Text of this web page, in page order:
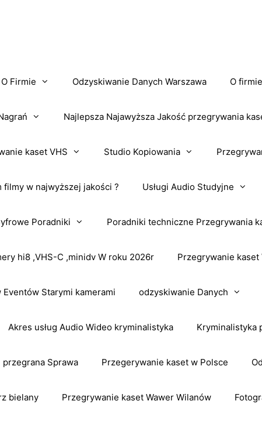
Firmie Odzyskiwanie Danych Warszawa O
Najlepsza Najawyższa Jakość przegrywania
kaset VHS Studio Kopiowania
w najwyższej jakości ? Usługi Audio Studyjne
Poradniki Poradniki techniczne Przegrywania
hi8 ,VHS-C ,minidv W roku 2026r Przegrywanie kaset
Starymi kamerami odzyskiwanie Danych
Akres usług Audio Wideo kryminalistyka Kryminalistyka
przegrana Sprawa Przegerywanie kaset w Polsce
bielany Przegrywanie kaset Wawer Wilanów